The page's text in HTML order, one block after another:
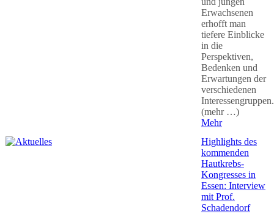
Erwachsenen
erhofft man
tiefere Einblicke
in die
Perspektiven,
Bedenken und
Erwartungen der
verschiedenen
Interessengruppen.
(mehr …)
Mehr
Highlights des
kommenden
Hautkrebs-
Kongresses in
Essen: Interview
mit Prof.
Schadendorf